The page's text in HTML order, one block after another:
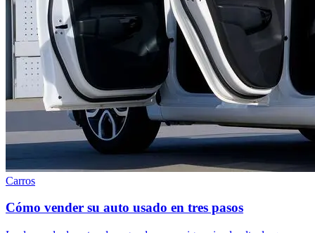
Carros
Cómo vender su auto usado en tres pasos